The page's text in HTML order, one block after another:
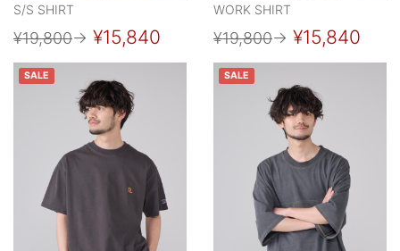
S/S SHIRT
¥19,800→ ¥15,840
WORK SHIRT
¥19,800→ ¥15,840
SALE SALE